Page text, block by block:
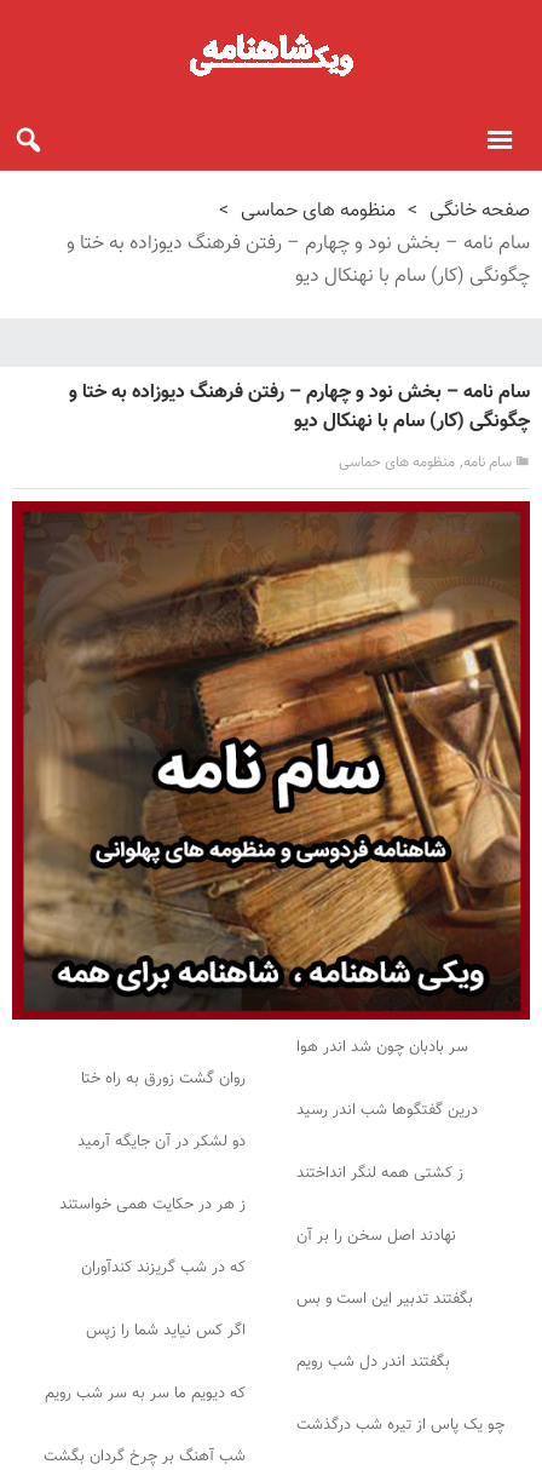
صفحه خانگی > منظومه های حماسی >
سام نامه – بخش نود و چهارم – رفتن فرهنگ دیوزاده به ختا و
چگونگی (کار) سام با نهنکال دیو
سام نامه – بخش نود و چهارم – رفتن فرهنگ دیوزاده به ختا و
چگونگی (کار) سام با نهنکال دیو
سام نامه, منظومه های حماسی
سر بادبان چون شد اندر هوا
روان گشت زورق به راه ختا
درین گفتگوها شب اندر رسید
دو لشکر در آن جایگه آرمید
ز کشتی همه لنگر انداختند
ز هر در حکایت همی خواستند
نهادند اصل سخن را بر آن
که در شب گریزند کندآوران
بگفتند تدبیر این است و بس
اگر کس نیاید شما را زپس
بگفتند اندر دل شب رویم
که دیویم ما سر به سر شب رویم
چو یک پاس از تیره شب درگذشت
شب آهنگ بر چرخ گردان بگشت